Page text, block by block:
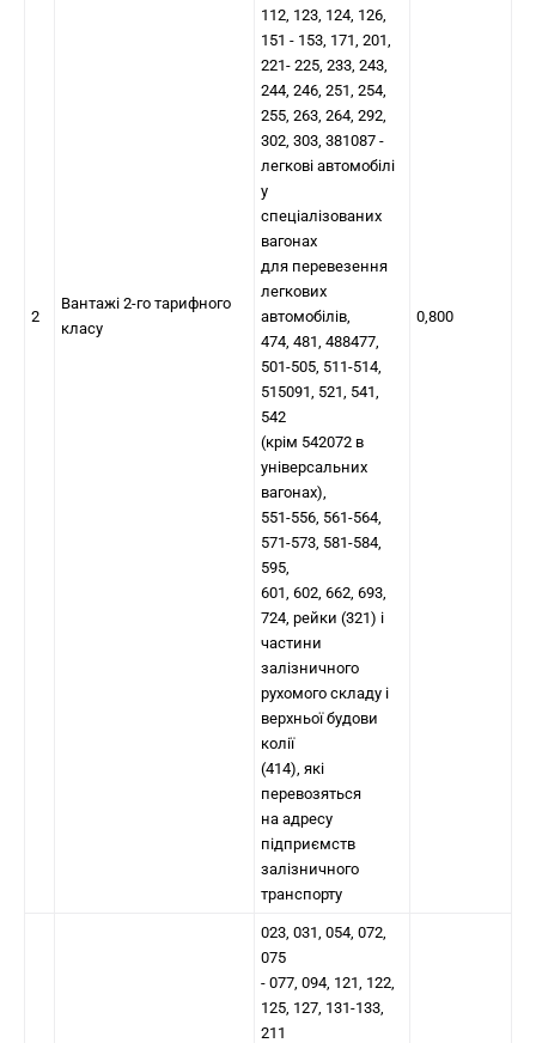
2
Вантажі 2-го тарифного
класу
112, 123, 124, 126,
151 - 153, 171, 201,
221- 225, 233, 243,
244, 246, 251, 254,
255, 263, 264, 292,
302, 303, 381087 -
легкові автомобілі
у
спеціалізованих
вагонах
для перевезення
легкових
автомобілів,
474, 481, 488477,
501-505, 511-514,
515091, 521, 541,
542
(крім 542072 в
універсальних
вагонах),
551-556, 561-564,
571-573, 581-584,
595,
601, 602, 662, 693,
724, рейки (321) і
частини
залізничного
рухомого складу і
верхньої будови
колії
(414), які
перевозяться
на адресу
підприємств
залізничного
транспорту
0,800
023, 031, 054, 072,
075
- 077, 094, 121, 122,
125, 127, 131-133,
211